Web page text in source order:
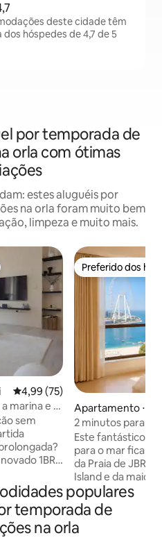
deste cidade têm
hóspedes de 4,7 de 5
por temporada de
orla com ótimas
estes aluguéis por
na orla foram muito bem
limpeza e muito mais.
dos hóspedes
4,99 de uma avaliação média
4,99 (75)
marina e 1
sem
1BR
📍
Walk,
farmácia e
Marina
4
Preferido dos
Preferido dos
Apartamento ⋅
2 minutos para a
completa para o
Estúdio Fit4
Este fantástico
para o mar fica a
da Praia de JBR,
Island e da maior
mundo. Da
pode apreciar o
JBR e a icônica
frente. O estúdio acomoda até 4
populares
temporada de
na orla